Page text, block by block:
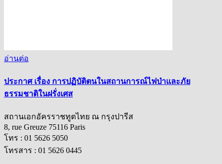
อ่านต่อ
ประกาศ เรื่อง การปฏิบัติตนในสถานการณ์ไฟป่าและภัย
ธรรมชาติในฝรั่งเศส
สถานเอกอัครราชทูตไทย ณ กรุงปารีส
8, rue Greuze 75116 Paris
โทร : 01 5626 5050
โทรสาร : 01 5626 0445